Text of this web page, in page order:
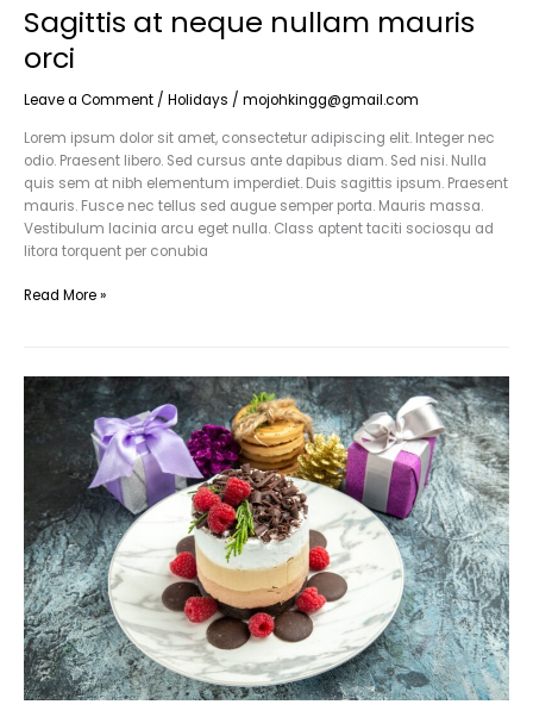
Sagittis at neque nullam mauris
orci
Leave a Comment / Holidays / mojohkingg@gmail.com
Lorem ipsum dolor sit amet, consectetur adipiscing elit. Integer nec
odio. Praesent libero. Sed cursus ante dapibus diam. Sed nisi. Nulla
quis sem at nibh elementum imperdiet. Duis sagittis ipsum. Praesent
mauris. Fusce nec tellus sed augue semper porta. Mauris massa.
Vestibulum lacinia arcu eget nulla. Class aptent taciti sociosqu ad
litora torquent per conubia
Read More »
Nunc
feugiat
mi
tellus
consequat